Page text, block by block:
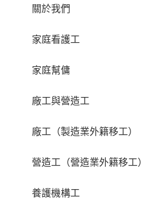
關於我們
家庭看護工
家庭幫傭
廠工與營造工
廠工（製造業外籍移工）
營造工（營造業外籍移工）
養護機構工